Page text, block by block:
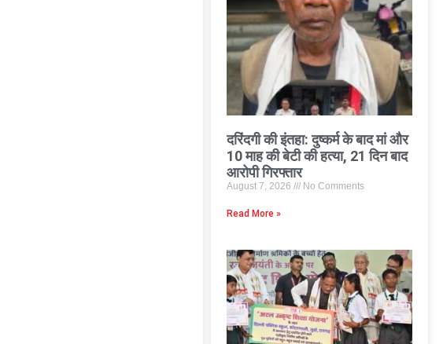
दरिंदगी की इंतहा: दुष्कर्म के बाद मां और
10 माह की बेटी की हत्या, 21 दिन बाद
आरोपी गिरफ्तार
August 7, 2026 No Comments
Read More »